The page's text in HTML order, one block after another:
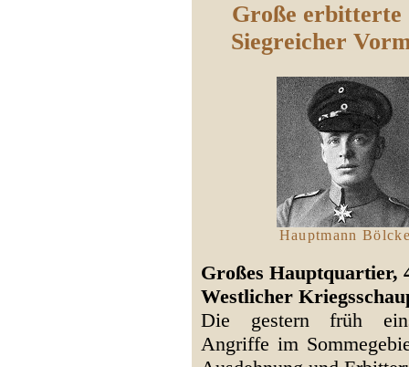
Große erbitterte
Siegreicher
Hauptmann
Großes Hauptquartier,
Westlicher
Die gestern früh
Angriffe im